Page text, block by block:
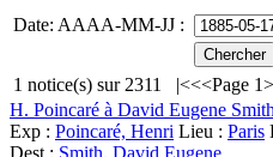
Date: AAAA-MM-JJ :
1 notice(s) sur 2311 |<<<Page 1
H. Poincaré à David Eugene Smith
Exp : Poincaré, Henri Lieu : Paris
Dest : Smith, David Eugene